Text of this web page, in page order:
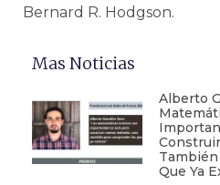
Bernard R. Hodgson.
Mas Noticias
Alberto
Que Ya